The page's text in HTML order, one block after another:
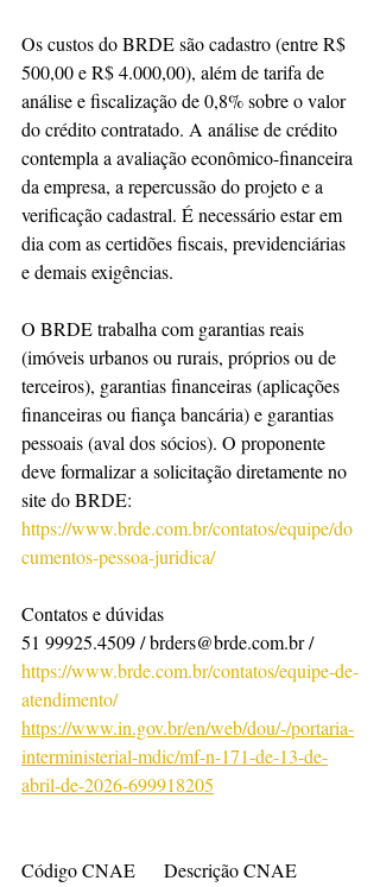
Os custos do BRDE são cadastro (entre R$
500,00 e R$ 4.000,00), além de tarifa de
análise e fiscalização de 0,8% sobre o valor
do crédito contratado. A análise de crédito
contempla a avaliação econômico-financeira
da empresa, a repercussão do projeto e a
verificação cadastral. É necessário estar em
dia com as certidões fiscais, previdenciárias
e demais exigências.
O BRDE trabalha com garantias reais
(imóveis urbanos ou rurais, próprios ou de
terceiros), garantias financeiras (aplicações
financeiras ou fiança bancária) e garantias
pessoais (aval dos sócios). O proponente
deve formalizar a solicitação diretamente no
site do BRDE:
https://www.brde.com.br/contatos/equipe/do
cumentos-pessoa-juridica/
Contatos e dúvidas
51 99925.4509 / brders@brde.com.br /
https://www.brde.com.br/contatos/equipe-de-
atendimento/
https://www.in.gov.br/en/web/dou/-/portaria-
interministerial-mdic/mf-n-171-de-13-de-
abril-de-2026-699918205